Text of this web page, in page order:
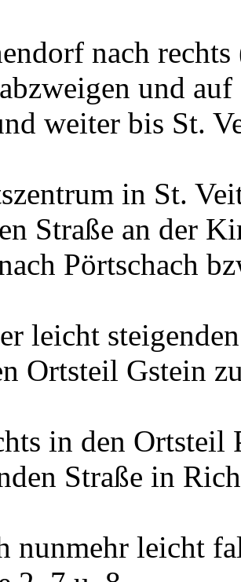
nach
und
weiter bis St.
in St.
Straße an der
Pörtschach
leicht
Ortsteil Gstein
in den Ortsteil
Straße in
nunmehr leicht